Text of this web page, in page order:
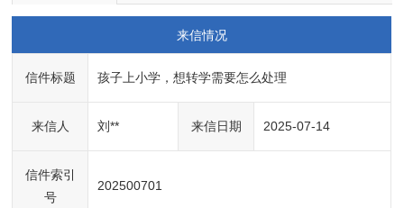
来信情况
信件标题 孩子上小学，想转学需要怎么处理
来信人 刘** 来信日期 2025-07-14
信件索引
号
202500701